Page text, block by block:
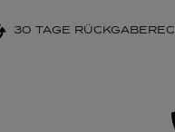
30 TAGE